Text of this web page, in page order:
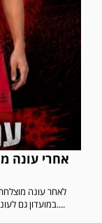
אחרי עונה
לאחר עונה
במועדון גם לעונה הקרובה, למרות שקיבל מספר הצעות מקבוצות אחרות....